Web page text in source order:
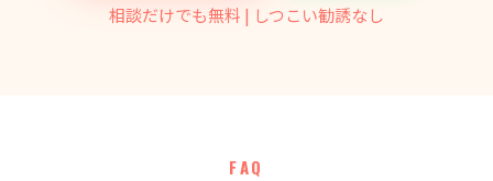
相談だけでも無料 | しつこい勧誘なし
FAQ